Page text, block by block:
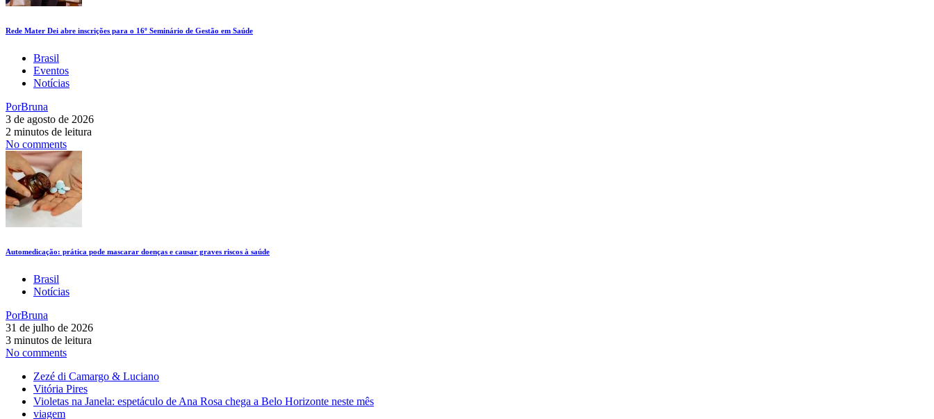
Rede Mater Dei abre inscrições para o 16º Seminário de Gestão em Saúde
Brasil
Eventos
Notícias
PorBruna
3 de agosto de 2026
2 minutos de leitura
No comments
Automedicação: prática pode mascarar doenças e causar graves riscos à saúde
Brasil
Notícias
PorBruna
31 de julho de 2026
3 minutos de leitura
No comments
Zezé di Camargo & Luciano
Vitória Pires
Violetas na Janela: espetáculo de Ana Rosa chega a Belo Horizonte neste mês
viagem